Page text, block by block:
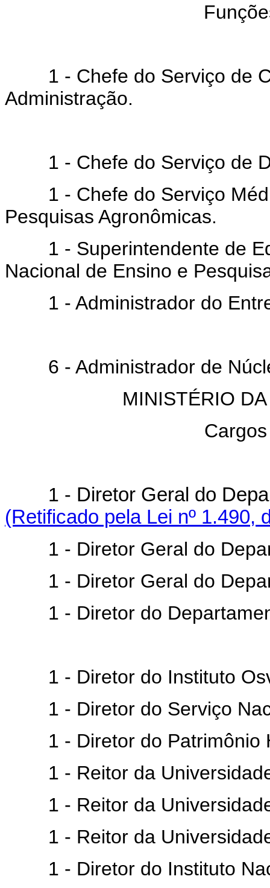
1 - Chefe do Serviço de
Administração.
1 - Chefe do Serviço de
1 - Chefe do Serviço
Pesquisas Agronômicas.
1 - Superintendente de
Nacional de Ensino e
1 - Administrador do
6 - Administrador de
MINISTÉRIO
1 - Diretor Geral do
(Retificado pela Lei nº 1.490,
1 - Diretor Geral do
1 - Diretor Geral do
1 - Diretor do
1 - Diretor do Instituto
1 - Diretor do Serviço
1 - Diretor do Patrimônio
1 - Reitor da
1 - Reitor da
1 - Reitor da
1 - Diretor do Instituto